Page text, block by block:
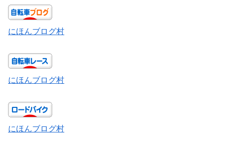
にほんブログ村
にほんブログ村
にほんブログ村